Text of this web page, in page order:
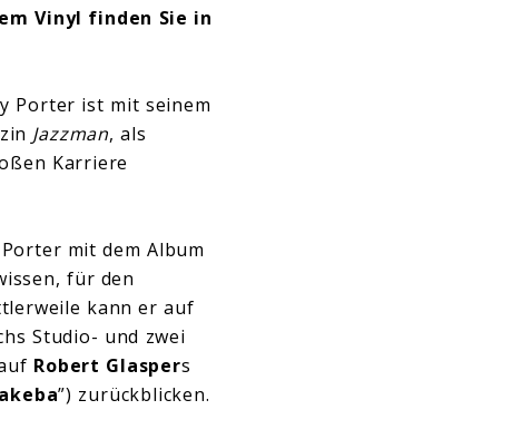
Vinyl finden Sie in
Porter ist mit seinem
Jazzman, als
Karriere
mit dem Album
für den
kann er auf
Studio- und zwei
Robert Glaspers
”) zurückblicken.